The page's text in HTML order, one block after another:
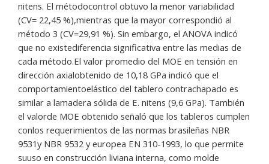
nitens. El métodocontrol obtuvo la menor variabilidad
(CV= 22,45 %),mientras que la mayor correspondió al
método 3 (CV=29,91 %). Sin embargo, el ANOVA indicó
que no existediferencia significativa entre las medias de
cada método.El valor promedio del MOE en tensión en
dirección axialobtenido de 10,18 GPa indicó que el
comportamientoelástico del tablero contrachapado es
similar a lamadera sólida de E. nitens (9,6 GPa). También
el valorde MOE obtenido señaló que los tableros cumplen
conlos requerimientos de las normas brasileñas NBR
9531y NBR 9532 y europea EN 310-1993, lo que permite
suuso en construcción liviana interna, como molde